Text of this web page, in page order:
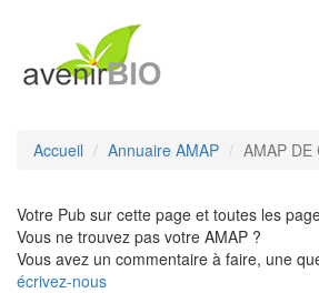
Accueil Annuaire AMAP AMAP DE
Votre Pub sur cette page et toutes les
Vous ne trouvez pas votre AMAP ?
Vous avez un commentaire à faire, une
écrivez-nous